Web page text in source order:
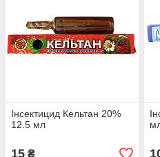
Інсектицид Кельтан 20%
12.5 мл
15 ₴